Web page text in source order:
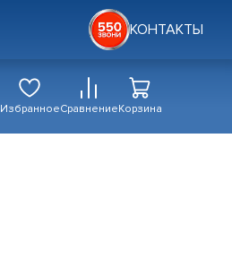
КОНТАКТЫ
ИзбранноеСравнениеКорзина